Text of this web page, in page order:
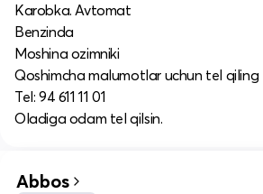
Karobka. Avtomat
Benzinda
Moshina ozimniki
Qoshimcha malumotlar uchun tel qiling
Tel: 94 611 11 01
Oladiga odam tel qilsin.
Abbos